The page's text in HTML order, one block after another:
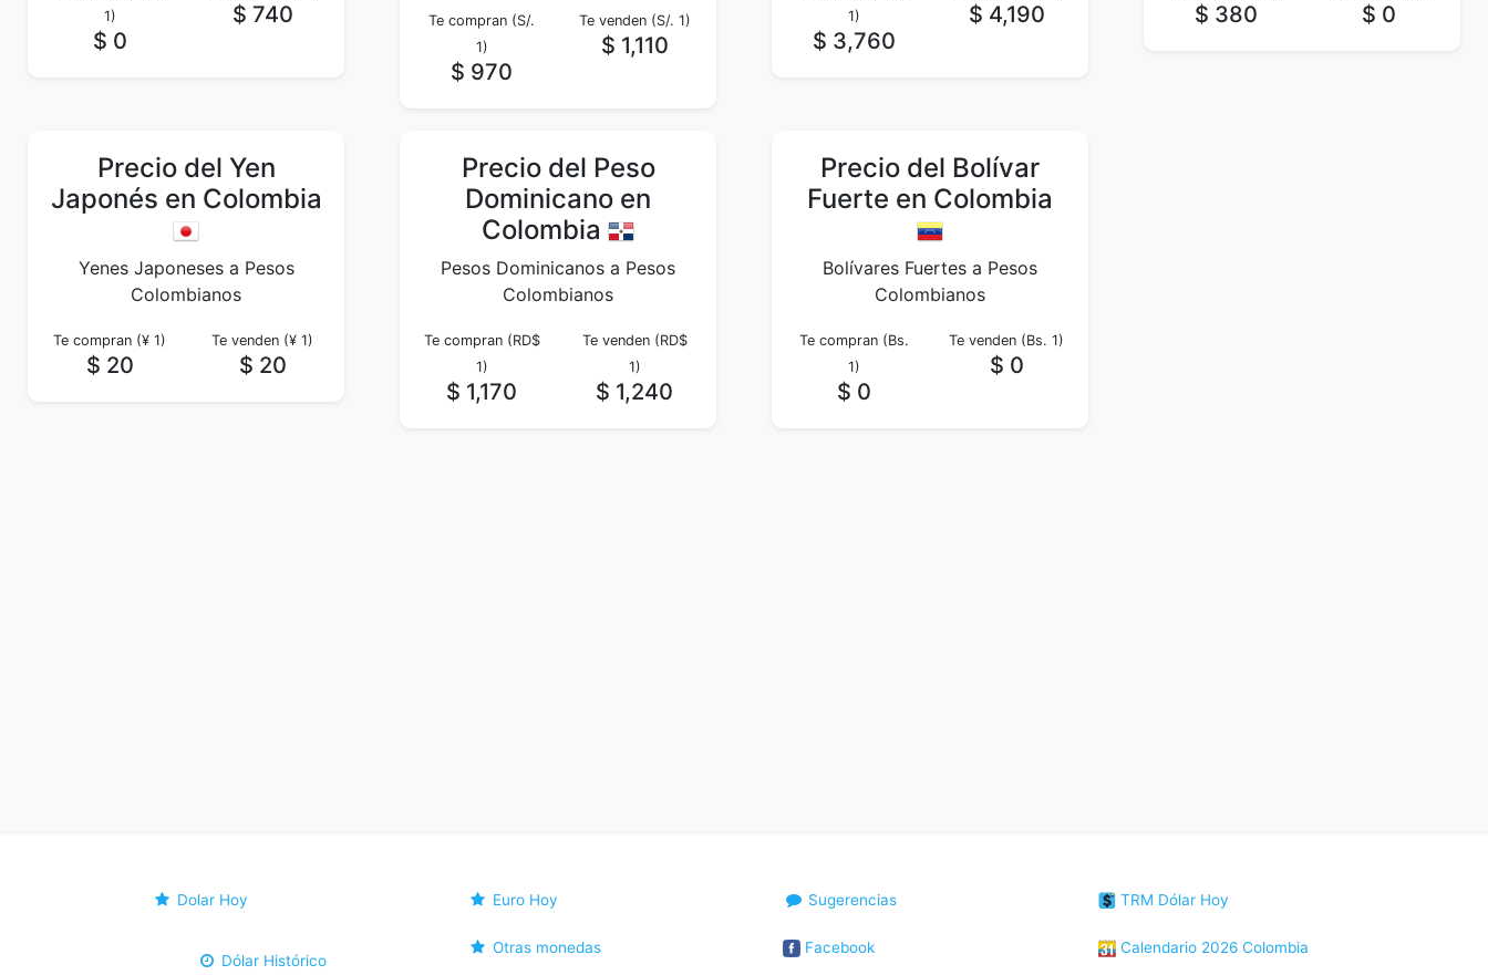
1)
$ 0
$ 740
Te compran (S/.
1)
$ 970
Te venden (S/. 1)
$ 1,110
1)
$ 3,760
$ 4,190 $ 380 $ 0
Precio del Yen
Japonés en Colombia
Yenes Japoneses a Pesos
Colombianos
Te compran (¥ 1)
$ 20
Te venden (¥ 1)
$ 20
Precio del Peso
Dominicano en
Colombia
Pesos Dominicanos a Pesos
Colombianos
Te compran (RD$
1)
$ 1,170
Te venden (RD$
1)
$ 1,240
Precio del Bolívar
Fuerte en Colombia
Bolívares Fuertes a Pesos
Colombianos
Te compran (Bs.
1)
$ 0
Te venden (Bs. 1)
$ 0
Dolar Hoy
Dólar Histórico
Euro Hoy
Otras monedas
Sugerencias
Facebook
TRM Dólar Hoy
Calendario 2026 Colombia